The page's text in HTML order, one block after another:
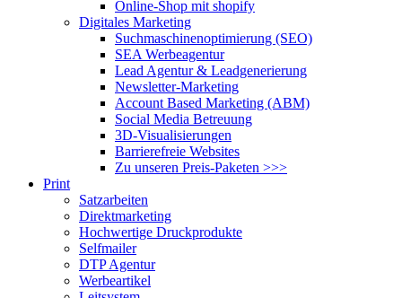
Online-Shop mit shopify
Digitales Marketing
Suchmaschinenoptimierung (SEO)
SEA Werbeagentur
Lead Agentur & Leadgenerierung
Newsletter-Marketing
Account Based Marketing (ABM)
Social Media Betreuung
3D-Visualisierungen
Barrierefreie Websites
Zu unseren Preis-Paketen >>>
Print
Satzarbeiten
Direktmarketing
Hochwertige Druckprodukte
Selfmailer
DTP Agentur
Werbeartikel